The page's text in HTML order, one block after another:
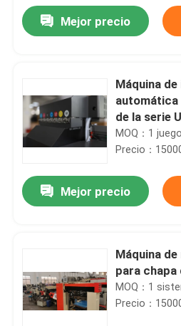
Mejor precio
Máquina
de la serie
MOQ：1 juego
Precio：
Mejor precio
Máquina
para chapa
MOQ：1
Precio：